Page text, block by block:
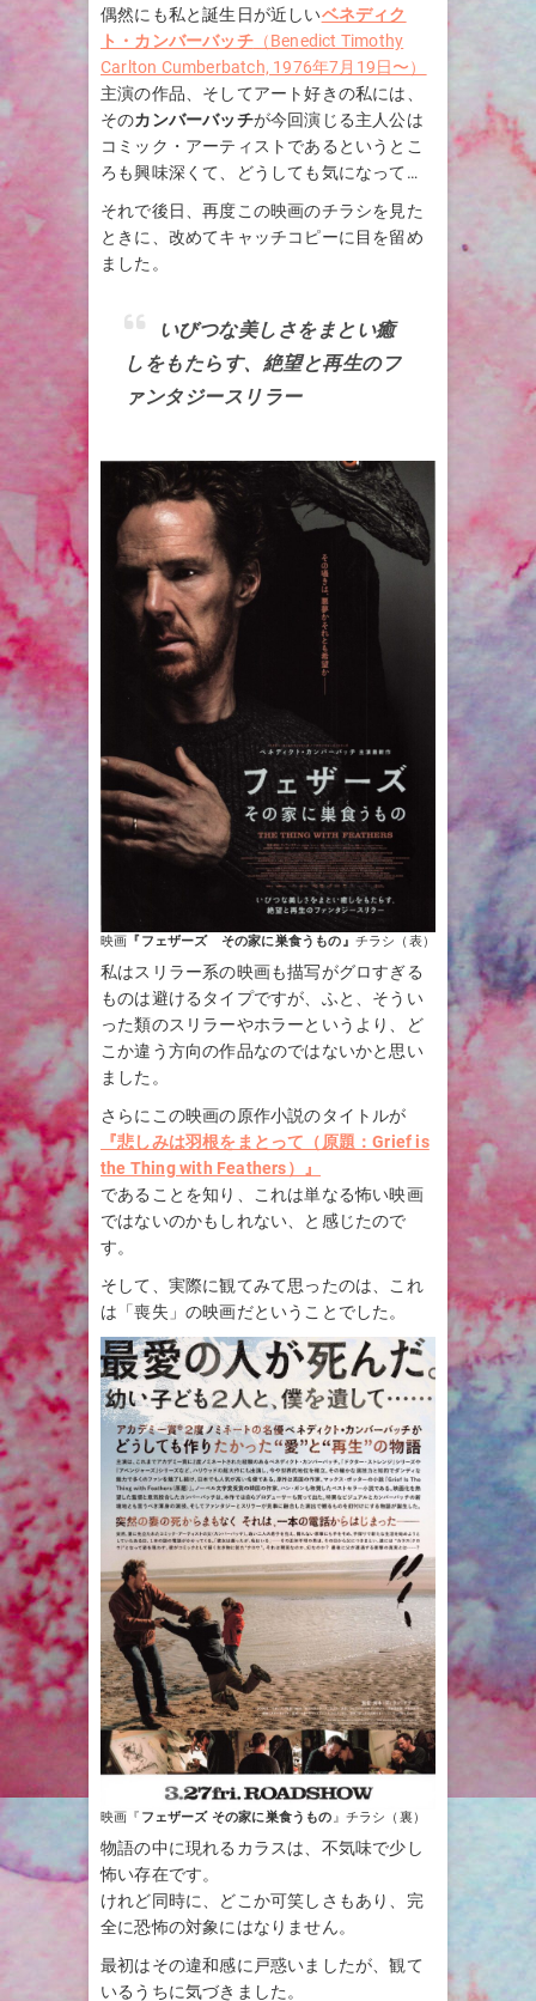
偶然にも私と誕生日が近しいベネディク
ト・カンバーバッチ（Benedict Timothy
Carlton Cumberbatch, 1976年7月19日〜）
主演の作品、そしてアート好きの私には、
そのカンバーバッチが今回演じる主人公は
コミック・アーティストであるというとこ
ろも興味深くて、どうしても気になって…
それで後日、再度この映画のチラシを見た
ときに、改めてキャッチコピーに目を留め
ました。
いびつな美しさをまとい癒
しをもたらす、絶望と再生のフ
ァンタジースリラー
映画 『フェザーズ その家に巣食うもの』 チラシ（表）
私はスリラー系の映画も描写がグロすぎる
ものは避けるタイプですが、ふと、そうい
った類のスリラーやホラーというより、ど
こか違う方向の作品なのではないかと思い
ました。
さらにこの映画の原作小説のタイトルが
『悲しみは羽根をまとって（原題：Grief is
the Thing with Feathers）』
であることを知り、これは単なる怖い映画
ではないのかもしれない、と感じたので
す。
そして、実際に観てみて思ったのは、これ
は「喪失」の映画だということでした。
映画『 フェザーズ その家に巣食うもの』チラシ（裏）
物語の中に現れるカラスは、不気味で少し
怖い存在です。
けれど同時に、どこか可笑しさもあり、完
全に恐怖の対象にはなりません。
最初はその違和感に戸惑いましたが、観て
いるうちに気づきました。